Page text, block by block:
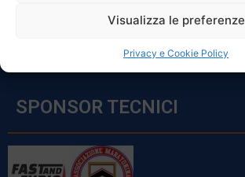
Visualizza le preferenze
Privacy e Cookie Policy
Sabato: 8:00 – 12:00
SPONSOR TECNICI